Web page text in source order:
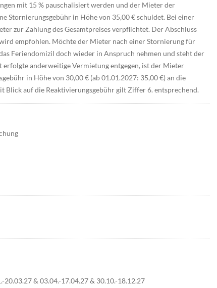
mit 15 % pauschalisiert werden und der Mieter der
Stornierungsgebühr in Höhe von 35,00 € schuldet. Bei einer
zur Zahlung des Gesamtpreises verpflichtet. Der Abschluss
empfohlen. Möchte der Mieter nach einer Stornierung für
Feriendomizil doch wieder in Anspruch nehmen und steht der
erfolgte anderweitige Vermietung entgegen, ist der Mieter
in Höhe von 30,00 € (ab 01.01.2027: 35,00 €) an die
Blick auf die Reaktivierungsgebühr gilt Ziffer 6. entsprechend.
& 03.04.-17.04.27 & 30.10.-18.12.27